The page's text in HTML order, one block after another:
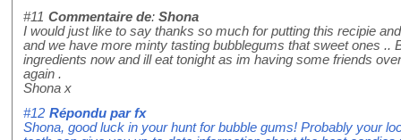
#11 Commentaire de: Shona
I would just like to say thanks so much for putting this recipie
and we have more minty tasting bubblegums that sweet ones ..
ingredients now and ill eat tonight as im having some friends
again .
Shona x
#12 Répondu parfx
Shona, good luck in your hunt for bubble gums! Probably your